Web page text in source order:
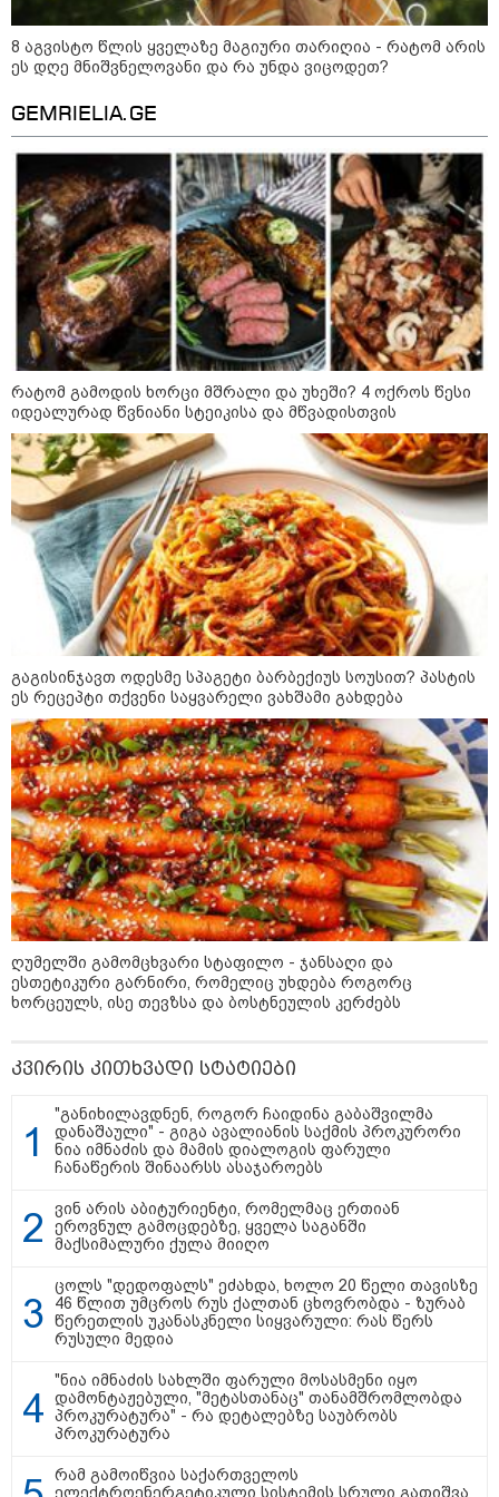
11:17 / 08-08-2026
არშემდგარი ქორწინება 15 წლით უფროს
ქართველთან - ალინა კაბაევას
საიდუმლო ცხოვრება: როგორ
გამოიყურებოდა ის პლასტიკურ
ოპერაციებამდე
14:20 / 08-08-2026
"ქალაქი დავთმე, მაგრამ
ქალურობა - არა. ვერ იჯერებენ
ფერმერი თუ ვარ" - როგორ
ცხოვრობს ახალგაზრდა ქალი,
რომელიც ქალაქიდან სოფლად
გადავიდა და ფერმერი გახდა
09:36 / 08-08-2026
"ბავშვობიდან ასე ვარ..
ფანატიკურად ვარ შეყვარებული
საქართველოზე" - გაიცანით
მარტინ გუიმჯიანი, ქართულ
ენასა და საქართველოზე
შეყვარებული სომეხი ბიჭი
23:15 / 07-08-2026
ამოუცნობი ანომალიური
მოვლენები - ტრამპის
ადმინისტრაციამ “UFO”- ს
ფაილების მორიგი პაკეტი
გამოაქვეყნა
22:30 / 07-08-2026
გადაარჩინა 56 წლის კაცმა
ბავშვები აბობოქრებულ ზღვაში
კატეგორიის ყველა სიახლე
"უნდა დაგვხვრიტოთ? - არა,
უნდა გადაგცვალოთ..."
საქართველო-რუსეთის ომი და
მთავარი შეცდომა, რომელიც
8 აგვისტო წლის ყველაზე მაგიური თარიღია - რატომ არის
ეს დღე მნიშვნელოვანი და რა უნდა ვიცოდეთ?
GEMRIELIA.GE
რატომ გამოდის ხორცი მშრალი და უხეში? 4 ოქროს წესი
იდეალურად წვნიანი სტეიკისა და მწვადისთვის
გაგისინჯავთ ოდესმე სპაგეტი ბარბექიუს სოუსით? პასტის
ეს რეცეპტი თქვენი საყვარელი ვახშამი გახდება
ღუმელში გამომცხვარი სტაფილო - ჯანსაღი და
ესთეტიკური გარნირი, რომელიც უხდება როგორც
ხორცეულს, ისე თევზსა და ბოსტნეულის კერძებს
კვირის კითხვადი სტატიები
"განიხილავდნენ, როგორ ჩაიდინა გაბაშვილმა
დანაშაული" - გიგა ავალიანის საქმის პროკურორი
ნია იმნაძის და მამის დიალოგის ფარული
ჩანაწერის შინაარსს ასაჯაროებს
ვინ არის აბიტურიენტი, რომელმაც ერთიან
ეროვნულ გამოცდებზე, ყველა საგანში
მაქსიმალური ქულა მიიღო
ცოლს "დედოფალს" ეძახდა, ხოლო 20 წელი თავისზე
46 წლით უმცროს რუს ქალთან ცხოვრობდა - ზურაბ
წერეთლის უკანასკნელი სიყვარული: რას წერს
რუსული მედია
"ნია იმნაძის სახლში ფარული მოსასმენი იყო
დამონტაჟებული, "მეტასთანაც" თანამშრომლობდა
პროკურატურა" - რა დეტალებზე საუბრობს
პროკურატურა
რამ გამოიწვია საქართველოს
ელექტროენერგეტიკული სისტემის სრული გათიშვა